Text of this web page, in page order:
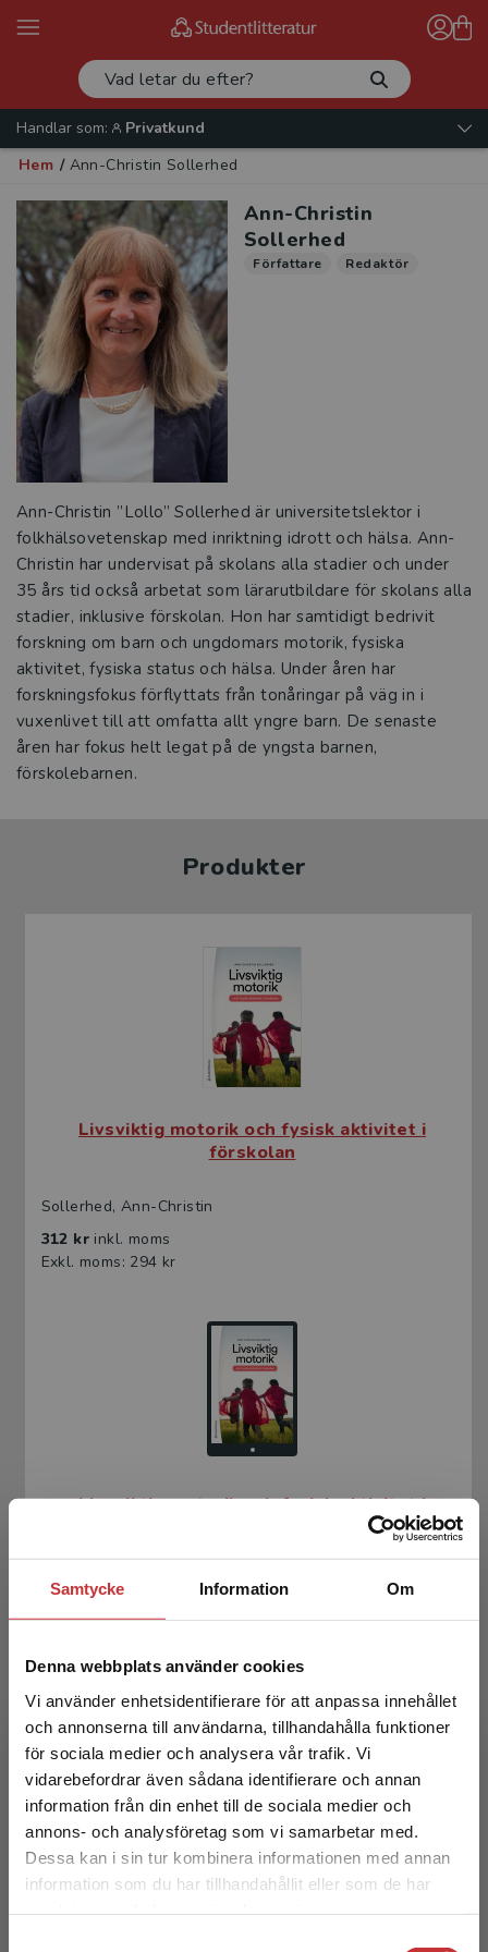
Samtycke Information Om
Denna webbplats använder cookies
Vi använder enhetsidentifierare för att anpassa innehållet
och annonserna till användarna, tillhandahålla funktioner
för sociala medier och analysera vår trafik. Vi
vidarebefordrar även sådana identifierare och annan
information från din enhet till de sociala medier och
annons- och analysföretag som vi samarbetar med.
Dessa kan i sin tur kombinera informationen med annan
information som du har tillhandahållit eller som de har
Begränsad fraktregion
Det verkar som att du besöker
studentlitteratur.se via en enhet utanför Sverige.
Handlar som:
Privatkund
Hem / Ann-Christin Sollerhed
Ann-Christin
Sollerhed
Författare Redaktör
Ann-Christin ”Lollo” Sollerhed är universitetslektor i
folkhälso­vetenskap med inriktning idrott och hälsa. Ann-
Christin har undervisat på skolans alla stadier och under
35 års tid också arbetat som lärarutbildare för skolans alla
stadier, inklusive förskolan. Hon har samtidigt bedrivit
forskning om barn och ungdomars motorik, fysiska
aktivitet, fysiska status och hälsa. Under åren har
forskningsfokus förflyttats från tonåringar på väg in i
vuxenlivet till att omfatta allt yngre barn. De senaste
åren har fokus helt legat på de yngsta barnen,
förskolebarnen.
Produkter
Livsviktig motorik och fysisk aktivitet i
förskolan
Sollerhed, Ann-Christin
312 kr inkl. moms
Exkl. moms: 294 kr
Livsviktig motorik och fysisk aktivitet i
Sollerhed, Ann-Christin
193 krinkl. moms
Fysisk aktivitet för unga med Downs syndrom